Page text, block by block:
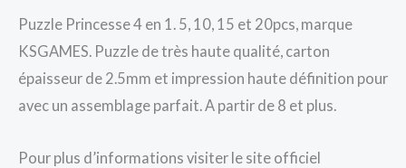
Puzzle Princesse 4 en 1. 5, 10, 15 et 20pcs, marque
KSGAMES. Puzzle de très haute qualité, carton
épaisseur de 2.5mm et impression haute définition pour
avec un assemblage parfait. A partir de 8 et plus.
Pour plus d’informations visiter le site officiel